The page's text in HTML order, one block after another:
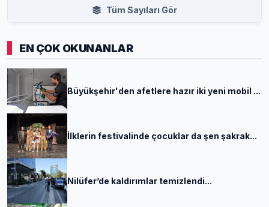
Tüm Sayıları Gör
EN ÇOK OKUNANLAR
Büyükşehir'den afetlere hazır iki yeni mobil ...
İlklerin festivalinde çocuklar da şen şakrak...
Nilüfer’de kaldırımlar temizlendi...